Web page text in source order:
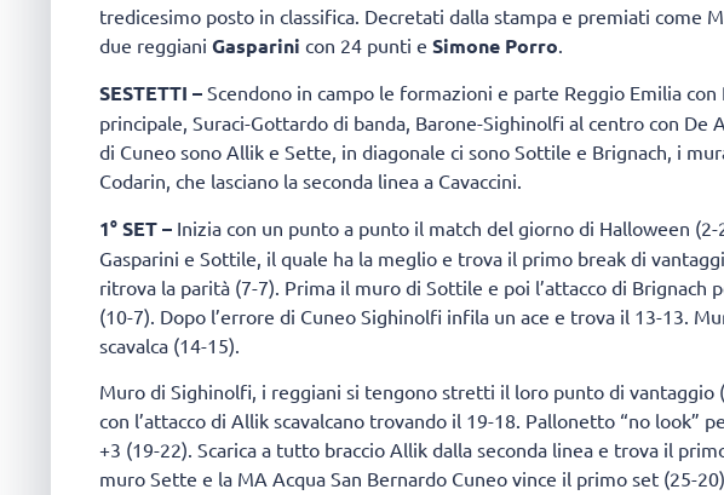
tredicesimo posto in classifica. Decretati dalla stampa e premiati come
due reggiani Gasparini con 24 punti e Simone Porro
SESTETTI – Scendono in campo le formazioni e parte Reggio Emilia
principale, Suraci-Gottardo di banda, Barone-Sighinolfi al centro con
di Cuneo sono Allik e Sette, in diagonale ci sono Sottile e Brignach, i
Codarin, che lasciano la seconda linea a Cavaccini.
1° SET – Inizia con un punto a punto il match del giorno di Halloween
Gasparini e Sottile, il quale ha la meglio e trova il primo break di
ritrova la parità (7-7). Prima il muro di Sottile e poi l’attacco di Brignach
(10-7). Dopo l’errore di Cuneo Sighinolfi infila un ace e trova il 13-13.
scavalca (14-15).
Muro di Sighinolfi, i reggiani si tengono stretti il loro punto di vantaggio
con l’attacco di Allik scavalcano trovando il 19-18. Pallonetto “no look”
+3 (19-22). Scarica a tutto braccio Allik dalla seconda linea e trova il
muro Sette e la MA Acqua San Bernardo Cuneo vince il primo set (25-